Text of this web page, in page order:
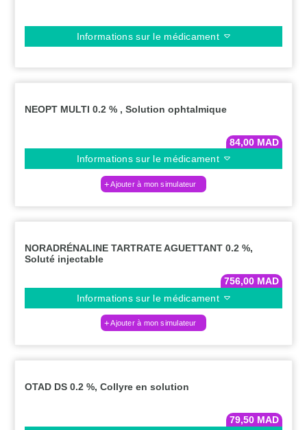
Informations sur le médicament
NEOPT MULTI 0.2 % , Solution ophtalmique
84,00 MAD
Informations sur le médicament
Ajouter à mon simulateur
NORADRÉNALINE TARTRATE AGUETTANT 0.2 %,
Soluté injectable
756,00 MAD
Informations sur le médicament
Ajouter à mon simulateur
OTAD DS 0.2 %, Collyre en solution
79,50 MAD